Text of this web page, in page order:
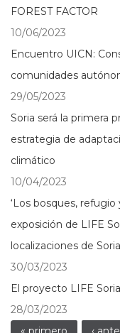
FOREST FACTOR
10/06/2023
Encuentro UICN:
comunidades
29/05/2023
Soria será la primera
estrategia de
climático
10/04/2023
‘Los bosques,
exposición de LIFE
localizaciones de Soria
30/03/2023
El proyecto LIFE
28/03/2023